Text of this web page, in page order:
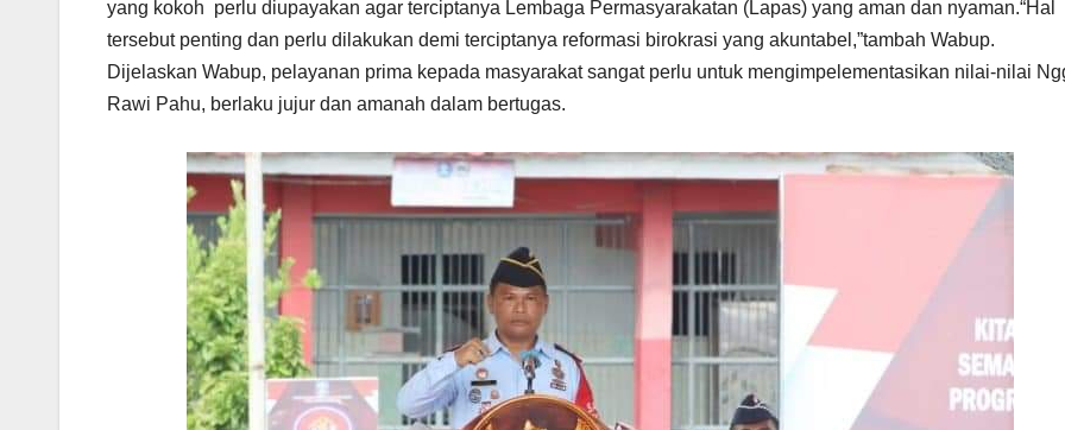
yang kokoh perlu diupayakan agar terciptanya Lembaga Permasyarakatan (Lapas) yang aman dan nyaman.“Hal
tersebut penting dan perlu dilakukan demi terciptanya reformasi birokrasi yang akuntabel,”tambah Wabup.
Dijelaskan Wabup, pelayanan prima kepada masyarakat sangat perlu untuk mengimpelementasikan nilai-nilai
Rawi Pahu, berlaku jujur dan amanah dalam bertugas.